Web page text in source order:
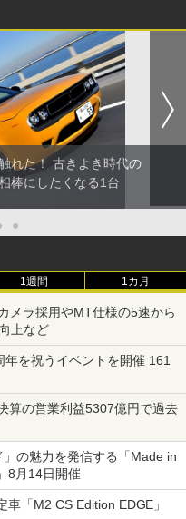
れた！ 古きよき時代の
棒にしたくなる1台
●
1週間 1カ月
メラ採用やMT仕様の5速から
上など
年を祝うイベントを開催 161
算の営業利益5307億円で過去
の魅力を発信する「Made in
8月14日開催
「M2 CS Edition EDGE」